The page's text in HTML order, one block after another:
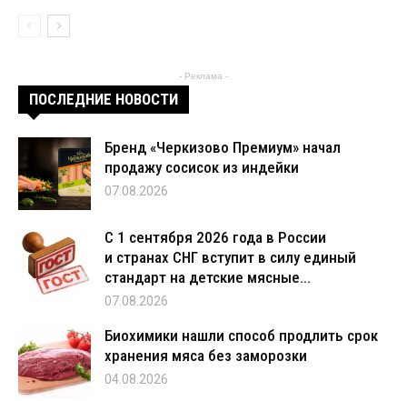
- Реклама -
ПОСЛЕДНИЕ НОВОСТИ
Бренд «Черкизово Премиум» начал
продажу сосисок из индейки
07.08.2026
С 1 сентября 2026 года в России
и странах СНГ вступит в силу единый
стандарт на детские мясные...
07.08.2026
Биохимики нашли способ продлить срок
хранения мяса без заморозки
04.08.2026